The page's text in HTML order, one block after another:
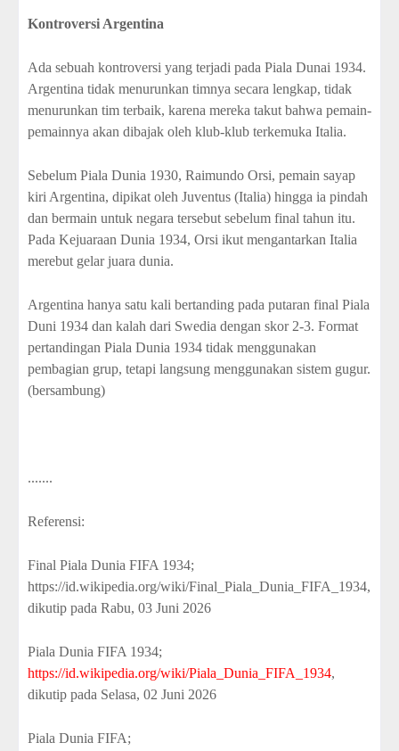
Kontroversi Argentina
Ada sebuah kontroversi yang terjadi pada Piala Dunai 1934.
Argentina tidak menurunkan timnya secara lengkap, tidak
menurunkan tim terbaik, karena mereka takut bahwa pemain-
pemainnya akan dibajak oleh klub-klub terkemuka Italia.
Sebelum Piala Dunia 1930, Raimundo Orsi, pemain sayap
kiri Argentina, dipikat oleh Juventus (Italia) hingga ia pindah
dan bermain untuk negara tersebut sebelum final tahun itu.
Pada Kejuaraan Dunia 1934, Orsi ikut mengantarkan Italia
merebut gelar juara dunia.
Argentina hanya satu kali bertanding pada putaran final Piala
Duni 1934 dan kalah dari Swedia dengan skor 2-3. Format
pertandingan Piala Dunia 1934 tidak menggunakan
pembagian grup, tetapi langsung menggunakan sistem gugur.
(bersambung)
.......
Referensi:
Final Piala Dunia FIFA 1934;
https://id.wikipedia.org/wiki/Final_Piala_Dunia_FIFA_1934,
dikutip pada Rabu, 03 Juni 2026
Piala Dunia FIFA 1934;
https://id.wikipedia.org/wiki/Piala_Dunia_FIFA_1934,
dikutip pada Selasa, 02 Juni 2026
Piala Dunia FIFA;